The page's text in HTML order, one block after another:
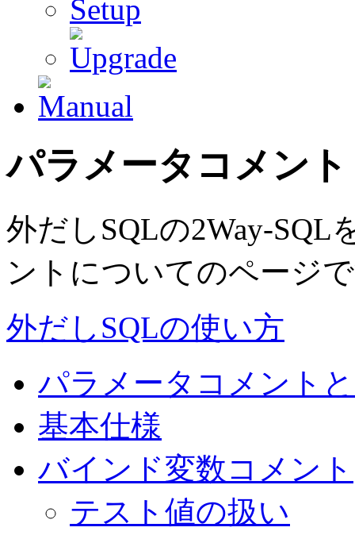
パラメータコメント
外だしSQLの2Way-
ントについてのページ
外だしSQLの使い方
パラメータコメント
基本仕様
バインド変数コメント
テスト値の扱い